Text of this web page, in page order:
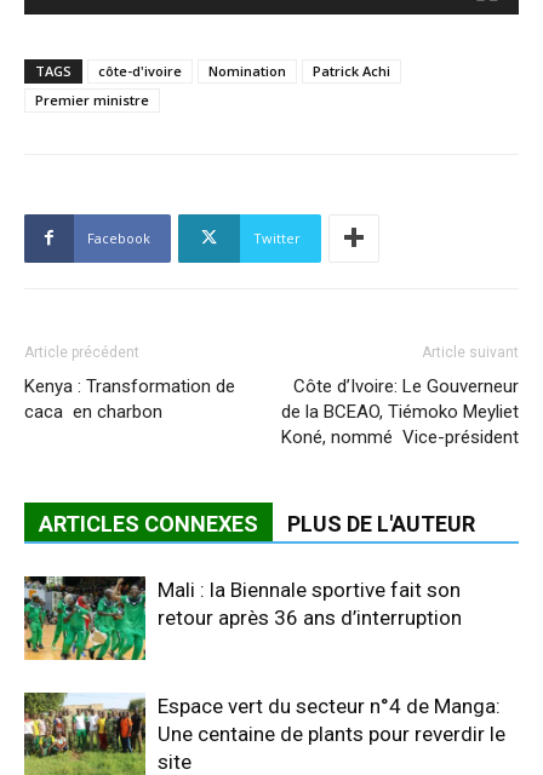
TAGS côte-d'ivoire Nomination
Patrick Achi
Premier ministre
Facebook Twitter
Article précédent
Kenya : Transformation de
caca en charbon
Article suivant
Côte d’Ivoire: Le Gouverneur
de la BCEAO, Tiémoko Meyliet
Koné, nommé Vice-président
ARTICLES CONNEXES PLUS DE L'AUTEUR
Mali : la Biennale sportive fait son
retour après 36 ans d’interruption
Espace vert du secteur n°4 de Manga:
Une centaine de plants pour reverdir le
site